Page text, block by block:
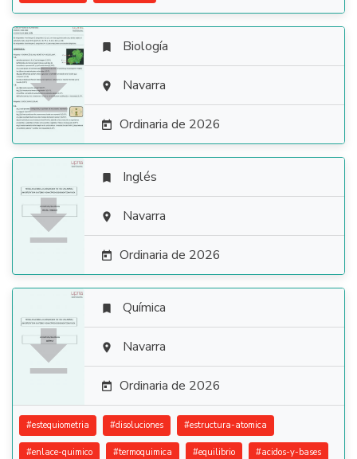

 Biología
 Navarra
 Ordinaria de 2026

 Inglés
 Navarra
 Ordinaria de 2026

 Química
 Navarra
 Ordinaria de 2026
#estequiometria #disoluciones #estructura-atomica
#enlace-quimico #termoquimica #equilibrio #acidos-y-bases